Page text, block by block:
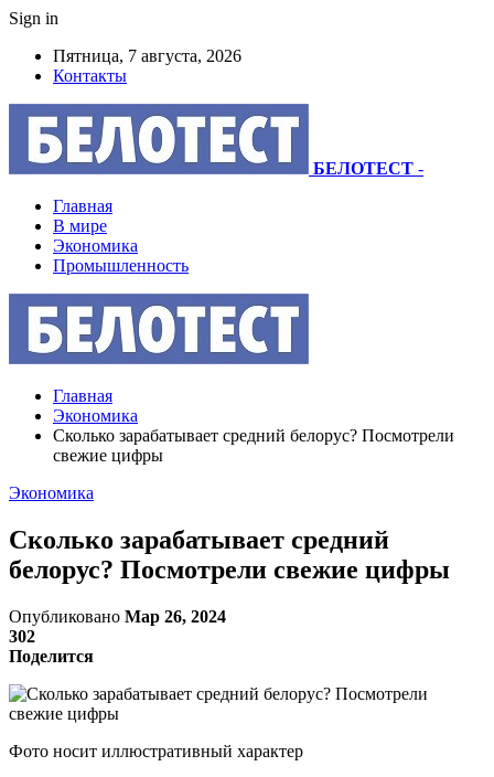
Sign in
Пятница, 7 августа, 2026
Контакты
БЕЛОТЕСТ -
Главная
В мире
Экономика
Промышленность
Главная
Экономика
Сколько зарабатывает средний белорус? Посмотрели
свежие цифры
Экономика
Сколько зарабатывает средний
белорус? Посмотрели свежие цифры
Опубликовано Мар 26, 2024
302
Поделится
Фото носит иллюстративный характер